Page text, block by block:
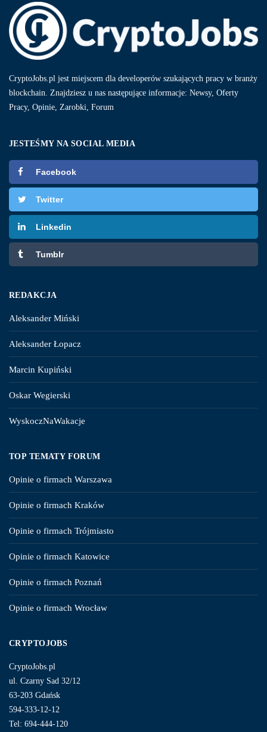
CryptoJobs.pl jest miejscem dla developerów szukających pracy w branży
blockchain. Znajdziesz u nas następujące informacje: Newsy, Oferty
Pracy, Opinie, Zarobki, Forum
JESTEŚMY NA SOCIAL MEDIA
Facebook
Twitter
Linkedin
Tumblr
REDAKCJA
Aleksander Miński
Aleksander Łopacz
Marcin Kupiński
Oskar Wegierski
WyskoczNaWakacje
TOP TEMATY FORUM
Opinie o firmach Warszawa
Opinie o firmach Kraków
Opinie o firmach Trójmiasto
Opinie o firmach Katowice
Opinie o firmach Poznań
Opinie o firmach Wrocław
CRYPTOJOBS
CryptoJobs.pl
ul. Czarny Sad 32/12
63-203 Gdańsk
594-333-12-12
Tel: 694-444-120